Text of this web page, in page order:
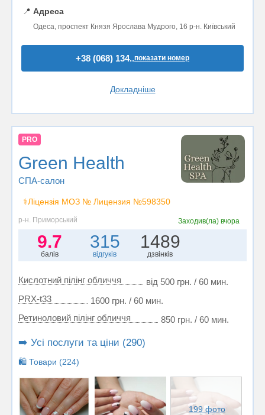
📍 Адреса
Одеса, проспект Князя Ярослава Мудрого, 16 р-н. Київський
+38 (068) 134..показати номер
Докладніше
PRO
Green Health
СПА-салон
⚕️Ліцензія МОЗ № Лицензия №598350
р-н. Приморський Заходив(ла) вчора
9.7
балів
315
відгуків
1489
дзвінків
Кислотний пілінг обличчя
від 500 грн. / 60 мин.
PRX-t33
1600 грн. / 60 мин.
Ретиноловий пілінг обличчя
850 грн. / 60 мин.
➡️ Усі послуги та ціни (290)
🛍️ Товари (224)
199 фото